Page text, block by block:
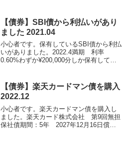
預金よりはマシ。２年程度の期間で、...
【債券】SBI債から利払いがあり
ました 2021.04
小心者です。保有しているSBI債から利払
いがありました。2022.4満期 利率
0.60%わずか¥200,000分しか保有してい
せん。銀行の定期預金よりはマシな程
度、...
【債券】楽天カードマン債を購入
2022.12
小心者です。楽天カードマン債を購入し
ました。楽天カード株式会社 第9回無担
保社債期間：5年 2027年12月16日償還